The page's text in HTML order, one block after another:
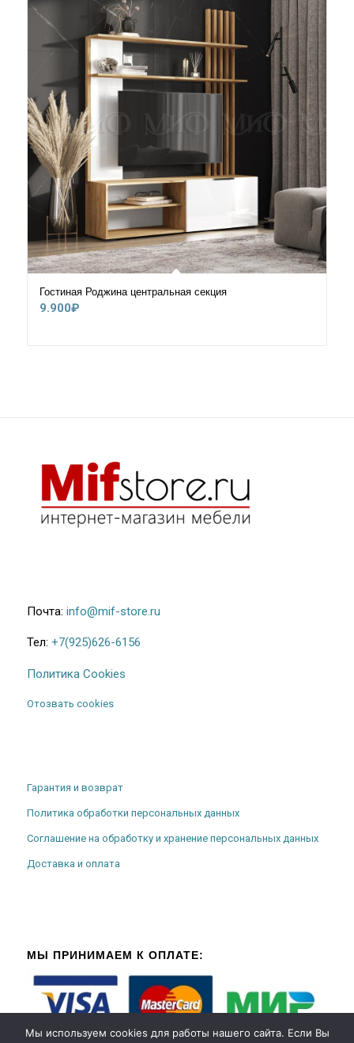
Гостиная Роджина центральная секция
9.900₽
Почта: info@mif-store.ru
Тел: +7(925)626-6156
Политика Cookies
Отозвать cookies
Гарантия и возврат
Политика обработки персональных данных
Соглашение на обработку и хранение персональных данных
Доставка и оплата
МЫ ПРИНИМАЕМ К ОПЛАТЕ:
Мы используем cookies для работы нашего сайта. Если Вы